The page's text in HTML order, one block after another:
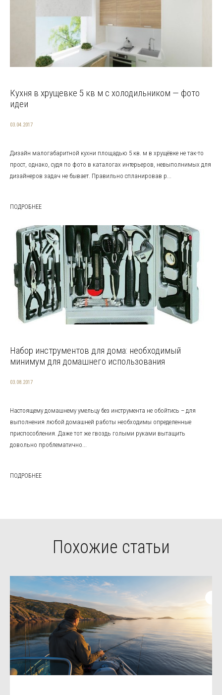
Кухня в хрущевке 5 кв м с холодильником — фото
идеи
03.04.2017
Дизайн малогабаритной кухни площадью 5 кв. м в хрущёвке не так-то
прост, однако, судя по фото в каталогах интерьеров, невыполнимых для
дизайнеров задач не бывает. Правильно спланировав р...
ПОДРОБНЕЕ
Набор инструментов для дома: необходимый
минимум для домашнего использования
03.08.2017
Настоящему домашнему умельцу без инструмента не обойтись – для
выполнения любой домашней работы необходимы определенные
приспособления. Даже тот же гвоздь голыми руками вытащить
довольно проблематично...
ПОДРОБНЕЕ
Похожие статьи